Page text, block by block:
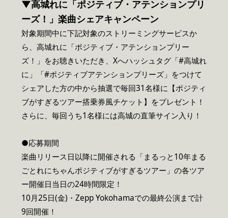
▼高城れに「ポジティブ・アテンションプリ
ーズ！」楽曲シェアキャンペーン
対象期間中に下記対象のストリーミングサービスか
ら、高城れに「ポジティブ・アテンションプリー
ズ！」をお聴きいただき、Xへハッシュタグ「#高城れ
に」「#ポジティブアテンションプリーズ」をつけて
シェアした方の中から抽選で毎回31名様に【ポジティ
ブがすぎるツアー搭乗券風チケット】をプレゼント！
さらに、毎回うち1名様には高城の直筆サイン入り！
●応募期間
楽曲リリース日以降に開催される「まるっと10年まる
ごとれにちゃんポジティブがすぎるツアー」の各ツア
ー開催日当日の24時間限定！
10月25日(金)・Zepp Yokohamaでの最終公演まで計
9回開催！